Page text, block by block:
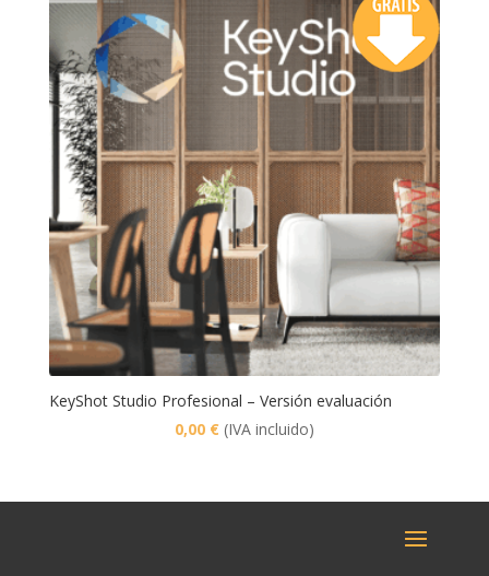
KeyShot Studio Profesional – Versión evaluación
0,00 € (IVA incluido)